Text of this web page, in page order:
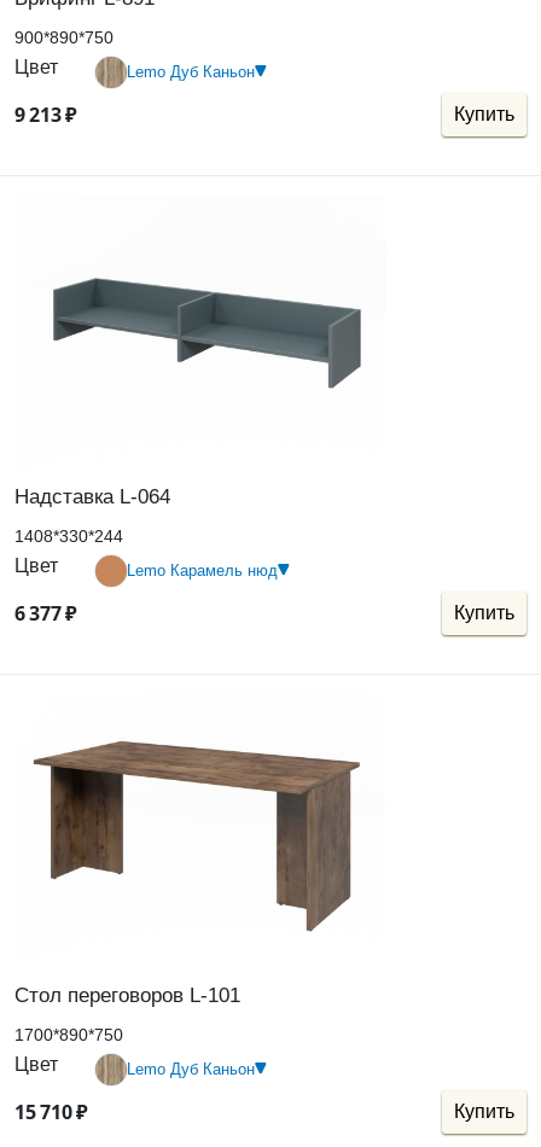
900*890*750
Цвет Lemo Дуб Каньон
9213₽ Купить
Надставка L-064
1408*330*244
Цвет Lemo Карамель нюд
6377₽ Купить
Стол переговоров L-101
1700*890*750
Цвет Lemo Дуб Каньон
15710₽ Купить